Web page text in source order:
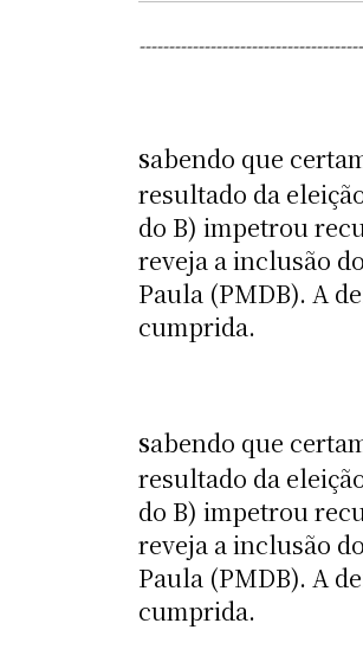
Sabendo que
resultado da
do B) impetrou
reveja a inclusão
Paula (PMDB). A
cumprida.
Sabendo que
resultado da
do B) impetrou
reveja a inclusão
Paula (PMDB). A
cumprida.